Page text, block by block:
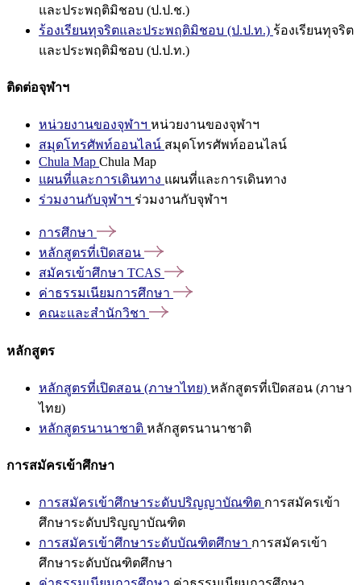
และประพฤติมิชอบ (ป.ป.ช.)
ร้องเรียนทุจริตและประพฤติมิชอบ (ป.ป.ท.) ร้องเรียนทุจริต
และประพฤติมิชอบ (ป.ป.ท.)
ติดต่อจุฬาฯ
หน่วยงานของจุฬาฯ หน่วยงานของจุฬาฯ
สมุดโทรศัพท์ออนไลน์ สมุดโทรศัพท์ออนไลน์
Chula Map Chula Map
แผนที่และการเดินทาง แผนที่และการเดินทาง
ร่วมงานกับจุฬาฯ ร่วมงานกับจุฬาฯ
การศึกษา
หลักสูตรที่เปิดสอน
สมัครเข้าศึกษา TCAS
ค่าธรรมเนียมการศึกษา
คณะและสำนักวิชา
หลักสูตร
หลักสูตรที่เปิดสอน (ภาษาไทย) หลักสูตรที่เปิดสอน (ภาษา
ไทย)
หลักสูตรนานาชาติ หลักสูตรนานาชาติ
การสมัครเข้าศึกษา
การสมัครเข้าศึกษาระดับปริญญาบัณฑิต การสมัครเข้า
ศึกษาระดับปริญญาบัณฑิต
การสมัครเข้าศึกษาระดับบัณฑิตศึกษา การสมัครเข้า
ศึกษาระดับบัณฑิตศึกษา